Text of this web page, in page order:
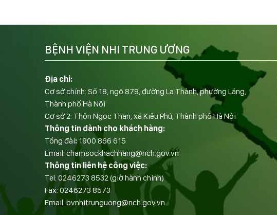
Địa chỉ:
Cơ sở chính: Số 18, ngõ 879, đường La Thành, phường Láng,
Thành phố Hà Nội
Cơ sở 2: Thôn Ngọc Than, xã Kiều Phú, Thành phố Hà Nội
Thông tin dành cho khách hàng:
Tổng đài:1900 866 615
Email: chamsockhachhang@nch.gov.vn
Thông tin liên hệ công việc:
Tel: 0246273 8532 (giờ hành chính)
Fax:0246273 8573
Email: bvnhitrunguong@nch.gov.vn
BỆNH VIỆN NHI TRUNG ƯƠNG